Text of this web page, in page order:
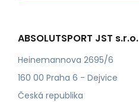
ABSOLUTSPORT JST s.r.o.
Heinemannova 2695/6
160 00 Praha 6 - Dejvice
Česká republika